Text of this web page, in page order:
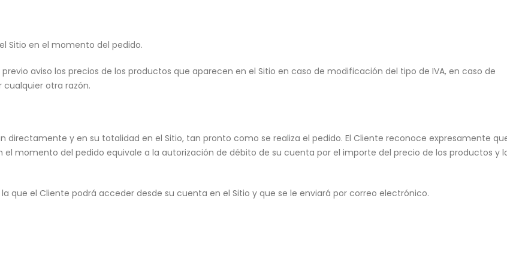
Sitio en el momento del pedido.
aviso los precios de los productos que aparecen en el Sitio en caso de modificación del tipo de IVA, en caso de
otra razón.
directamente y en su totalidad en el Sitio, tan pronto como se realiza el pedido. El Cliente reconoce expresamente
momento del pedido equivale a la autorización de débito de su cuenta por el importe del precio de los productos y
que el Cliente podrá acceder desde su cuenta en el Sitio y que se le enviará por correo electrónico.